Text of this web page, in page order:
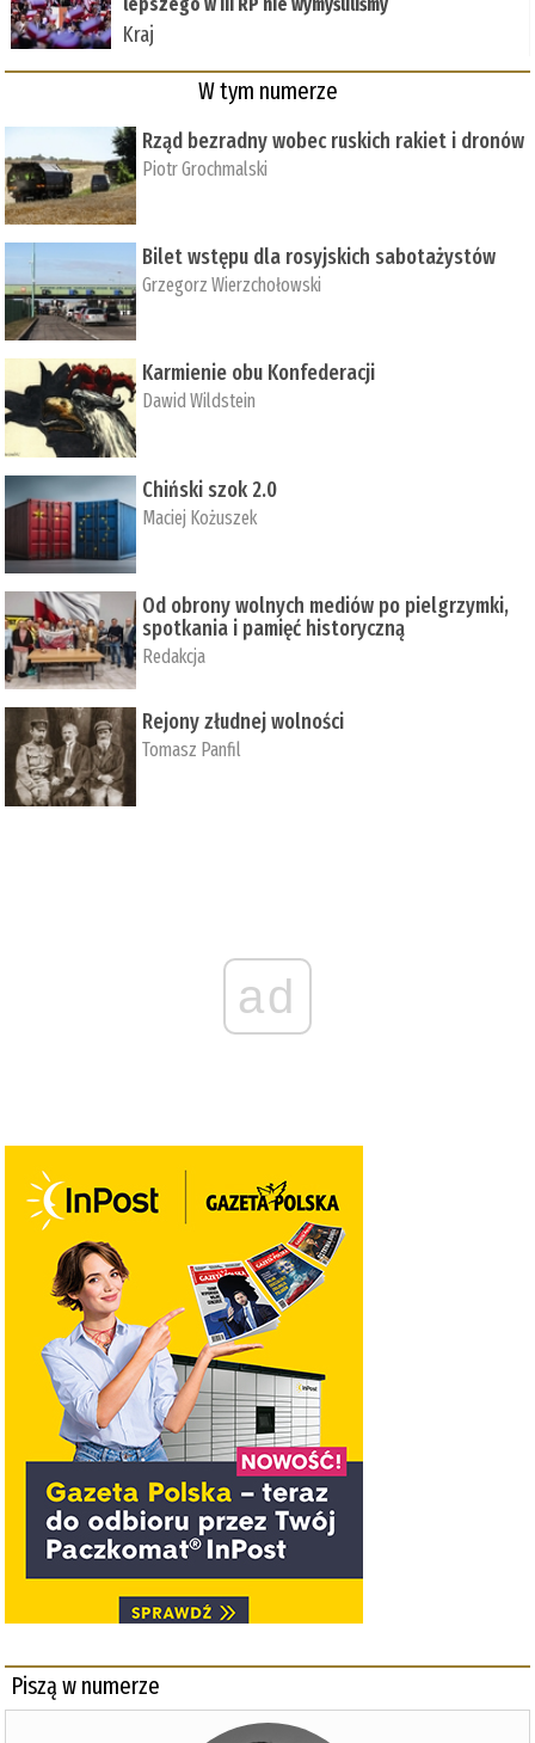
Kraj
W tym numerze
Rząd bezradny wobec ruskich rakiet i dronów
Piotr Grochmalski
Bilet wstępu dla rosyjskich sabotażystów
Grzegorz Wierzchołowski
Karmienie obu Konfederacji
Dawid Wildstein
Chiński szok 2.0
Maciej Kożuszek
Od obrony wolnych mediów po pielgrzymki,
spotkania i pamięć historyczną
Redakcja
Rejony złudnej wolności
Tomasz Panfil
ad
Piszą w numerze